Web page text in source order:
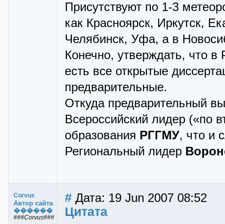
Присутствуют по 1-3
как Красноярск, Иркутск,
Челябинск, Уфа, а в
Конечно, утверждать, что в
есть все открытые
предварительные.
Откуда предварительный
Всероссийский лидер («по
образования РГГМУ, что и
Региональный лидер
Corvus
Автор сайта
������
###Corvus###
# Дата: 19 Jun 2007 08:52
Цитата